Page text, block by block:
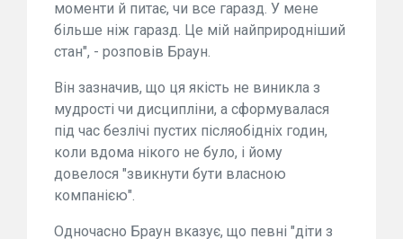
моменти й питає, чи все гаразд. У мене
більше ніж гаразд. Це мій найприродніший
стан", - розповів Браун.
Він зазначив, що ця якість не виникла з
мудрості чи дисципліни, а сформувалася
під час безлічі пустих післяобідніх годин,
коли вдома нікого не було, і йому
довелося "звикнути бути власною
компанією".
Одночасно Браун вказує, що певні "діти з